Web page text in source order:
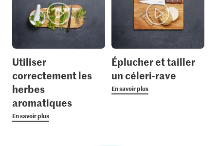
Utiliser
correctement les
herbes
aromatiques
En savoir plus
Éplucher et tailler
un céleri-rave
En savoir plus